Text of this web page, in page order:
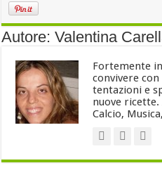
Autore: Valentina
Fortemente
convivere
tentazioni e
nuove ricette.
Calcio,